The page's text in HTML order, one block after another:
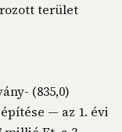
terület
(835,0)
— az 1. évi